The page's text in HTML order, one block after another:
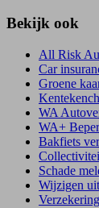
Bekijk ook
All Risk
Car
Groene
WA
WA+
Bakfiets
Schade
Wijzigen